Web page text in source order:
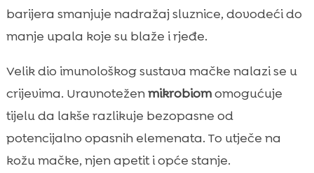
barijera smanjuje nadražaj sluznice, dovodeći do
manje upala koje su blaže i rjeđe.
Velik dio imunološkog sustava mačke nalazi se u
crijevima. Uravnoteženmikrobiomomogućuje
tijelu da lakše razlikuje bezopasne od
potencijalno opasnih elemenata. To utječe na
kožu mačke, njen apetit i opće stanje.